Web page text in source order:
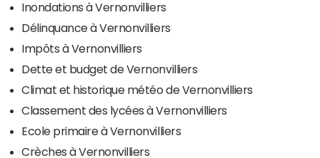
Inondations à Vernonvilliers
Délinquance à Vernonvilliers
Impôts à Vernonvilliers
Dette et budget de Vernonvilliers
Climat et historique météo de Vernonvilliers
Classement des lycées à Vernonvilliers
Ecole primaire à Vernonvilliers
Crèches à Vernonvilliers